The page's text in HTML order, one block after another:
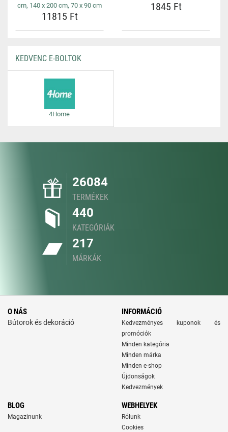
cm, 140 x 200 cm, 70 x 90 cm
11815 Ft
1845 Ft
KEDVENC E-BOLTOK
4Home
26084
TERMÉKEK
440
KATEGÓRIÁK
217
MÁRKÁK
O NÁS
Bútorok és dekoráció
INFORMÁCIÓ
Kedvezményes kuponok és
promóciók
Minden kategória
Minden márka
Minden e-shop
Újdonságok
Kedvezmények
BLOG
Magazinunk
WEBHELYEK
Rólunk
Cookies